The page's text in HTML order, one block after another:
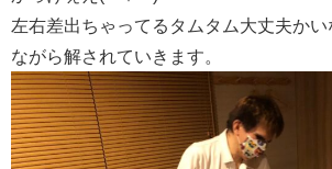
左右差出ちゃってるタムタム大丈夫かい
ながら解されていきます。